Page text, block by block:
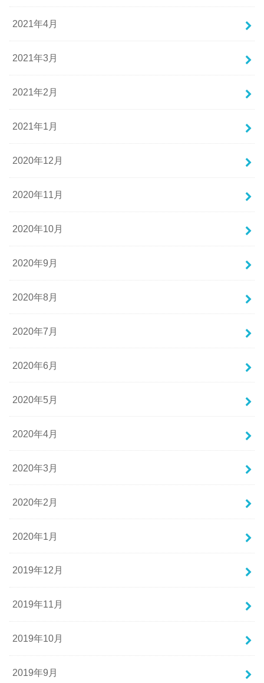
2021年4月
2021年3月
2021年2月
2021年1月
2020年12月
2020年11月
2020年10月
2020年9月
2020年8月
2020年7月
2020年6月
2020年5月
2020年4月
2020年3月
2020年2月
2020年1月
2019年12月
2019年11月
2019年10月
2019年9月